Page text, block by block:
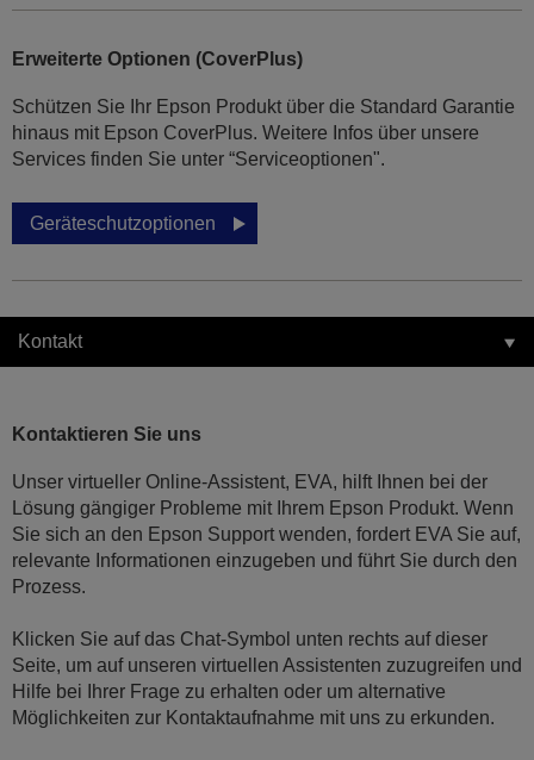
Erweiterte Optionen (CoverPlus)
Schützen Sie Ihr Epson Produkt über die Standard Garantie
hinaus mit Epson CoverPlus. Weitere Infos über unsere
Services finden Sie unter “Serviceoptionen".
Geräteschutzoptionen
Kontakt
Kontaktieren Sie uns
Unser virtueller Online-Assistent, EVA, hilft Ihnen bei der
Lösung gängiger Probleme mit Ihrem Epson Produkt. Wenn
Sie sich an den Epson Support wenden, fordert EVA Sie auf,
relevante Informationen einzugeben und führt Sie durch den
Prozess.
Klicken Sie auf das Chat-Symbol unten rechts auf dieser
Seite, um auf unseren virtuellen Assistenten zuzugreifen und
Hilfe bei Ihrer Frage zu erhalten oder um alternative
Möglichkeiten zur Kontaktaufnahme mit uns zu erkunden.